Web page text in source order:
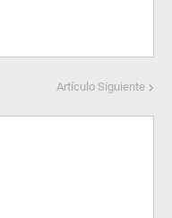
Artículo Siguiente